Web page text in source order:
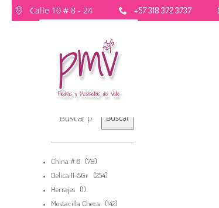
Calle 10 # 8 - 24 +57 318 372 3737
Buscar
Buscar
China # 8 7979
productos
Delica 11-5Gr 254254
Herrajes 11
producto
Mostacilla Checa 142142